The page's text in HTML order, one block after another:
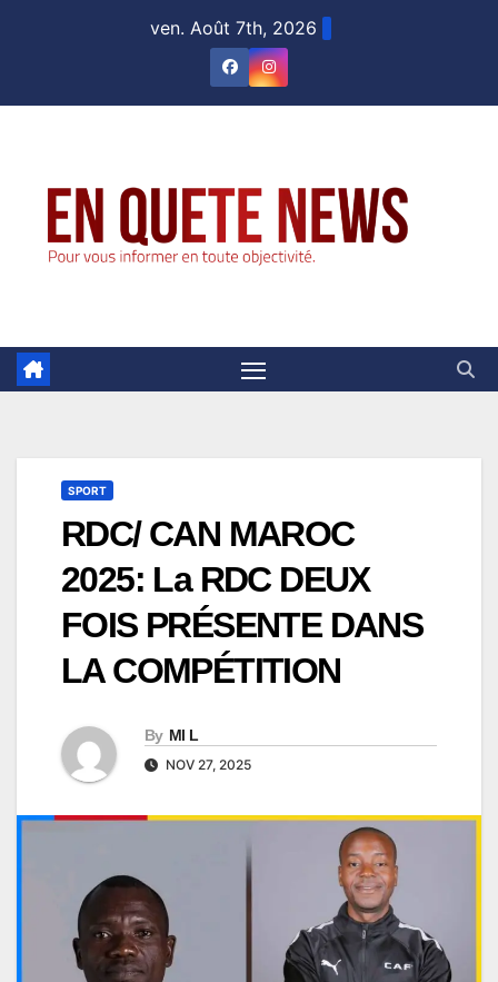
ven. Août 7th, 2026
SPORT
RDC/ CAN MAROC
2025: La RDC DEUX
FOIS PRÉSENTE DANS
LA COMPÉTITION
By Ml L
NOV 27, 2025